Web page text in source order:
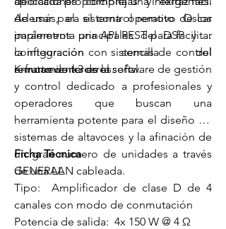
Además, el sistema operativo Oscar
implementa una API REST para facilitar
la integración con sistemas de control
remoto de terceros.
de usar para el control remoto de los
parámetros principales del DSP y la
configuración sencilla del
enrutamiento de la señal.
K-framework3 es el software de gestión
y control dedicado a profesionales y
operadores que buscan una
herramienta potente para el diseño de
sistemas de altavoces y la afinación de
un gran número de unidades a través
de una LAN cableada.
Ficha Técnica
GENERAL
Tipo: Amplificador de clase D de 4
canales con modo de conmutación
Potencia de salida: 4x 150 W @ 4 Ω